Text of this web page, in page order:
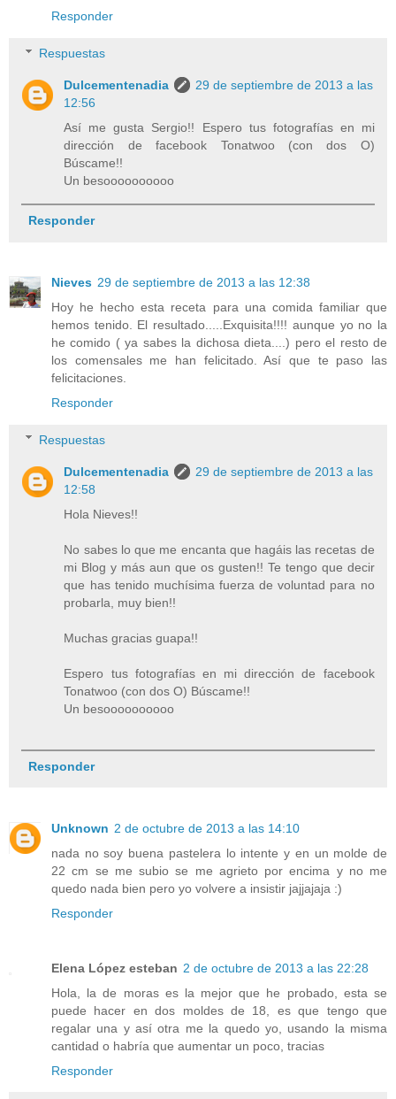
Responder
Respuestas
Dulcementenadia
29 de septiembre de 2013 a las
12:56
Así me gusta Sergio!! Espero tus fotografías en mi
dirección de facebook Tonatwoo (con dos O)
Búscame!!
Un besoooooooooo
Responder
Nieves 29 de septiembre de 2013 a las 12:38
Hoy he hecho esta receta para una comida familiar que
hemos tenido. El resultado.....Exquisita!!!! aunque yo no la
he comido ( ya sabes la dichosa dieta....) pero el resto de
los comensales me han felicitado. Así que te paso las
felicitaciones.
Responder
Respuestas
Dulcementenadia
29 de septiembre de 2013 a las
12:58
Hola Nieves!!
No sabes lo que me encanta que hagáis las recetas de
mi Blog y más aun que os gusten!! Te tengo que decir
que has tenido muchísima fuerza de voluntad para no
probarla, muy bien!!
Muchas gracias guapa!!
Espero tus fotografías en mi dirección de facebook
Tonatwoo (con dos O) Búscame!!
Un besoooooooooo
Responder
Unknown 2 de octubre de 2013 a las 14:10
nada no soy buena pastelera lo intente y en un molde de
22 cm se me subio se me agrieto por encima y no me
quedo nada bien pero yo volvere a insistir jajjajaja :)
Responder
Elena López esteban 2 de octubre de 2013 a las 22:28
Hola, la de moras es la mejor que he probado, esta se
puede hacer en dos moldes de 18, es que tengo que
regalar una y así otra me la quedo yo, usando la misma
cantidad o habría que aumentar un poco, tracias
Responder